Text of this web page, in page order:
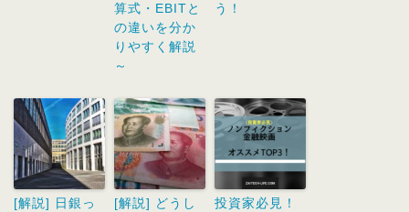
算式・EBITと
の違いを分か
りやすく解説
～
う！
[解説] 日銀っ
[解説] どうし
投資家必見！